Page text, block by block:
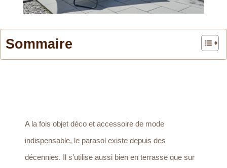
Sommaire
A la fois objet déco et accessoire de mode
indispensable, le parasol existe depuis des
décennies. Il s’utilise aussi bien en terrasse que sur